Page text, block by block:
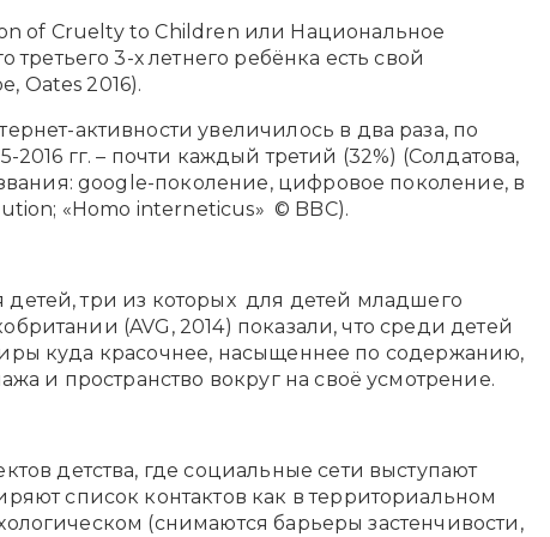
of Cruelty to Children или Национальное
3-х летнего ребёнка есть свой
Oates 2016).
активности увеличилось в два раза, по
гг. – почти каждый третий (32%) (Солдатова,
google-поколение, цифровое поколение, в
«Homo interneticus» © BBC).
детей, три из которых для детей младшего
(AVG, 2014) показали, что среди детей
куда красочнее, насыщеннее по содержанию,
и пространство вокруг на своё усмотрение.
детства, где социальные сети выступают
список контактов как в территориальном
(снимаются барьеры застенчивости,